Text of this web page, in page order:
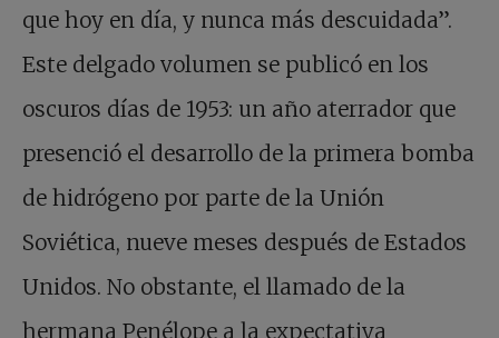
que hoy en día, y nunca más descuidada”.
Este delgado volumen se publicó en los
oscuros días de 1953: un año aterrador que
presenció el desarrollo de la primera bomba
de hidrógeno por parte de la Unión
Soviética, nueve meses después de Estados
Unidos. No obstante, el llamado de la
hermana Penélope a la expectativa